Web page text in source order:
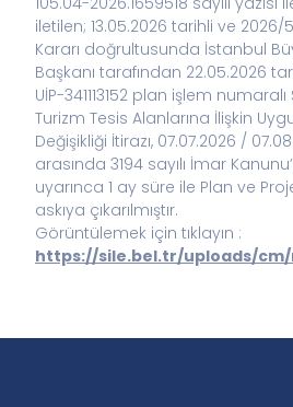
iletilen; 13.05.2026 tarihli ve 2026/
Kararı doğrultusunda İstanbul
Başkanı tarafından 22.05.2026
UİP-341113152 plan işlem numaralı
Turizm Tesis Alanlarına İlişkin
Değişikliği İtirazı, 07.07.2026 /
arasında 3194 sayılı İmar
uyarınca 1 ay süre ile Plan ve
askıya çıkarılmıştır.
Görüntülemek için tıklayın :
https://sile.bel.tr/uploads/cm/